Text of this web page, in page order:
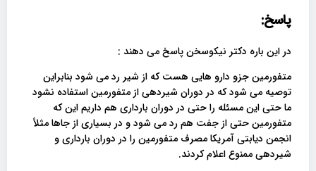
پاسخ:
در این باره دکتر نیکوسخن پاسخ می دهند :
متفورمین جزو دارو هایی هست که از شیر رد می شود بنابراین
توصیه می شود که در دوران شیردهی از متفورمین استفاده نشود
ما حتی این مسئله را حتی در دوران بارداری هم داریم این که
متفورمین حتی از جفت هم رد می شود و در بسیاری از جاها مثلاً
انجمن دیابتی آمریکا مصرف متفورمین را در دوران بارداری و
شیردهی ممنوع اعلام کردند.